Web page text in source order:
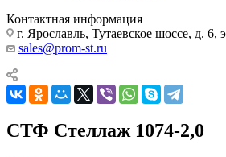
Контактная информация
г. Ярославль, Тутаевское шоссе, д. 6,
sales@prom-st.ru
СТФ Стеллаж 1074-2,0